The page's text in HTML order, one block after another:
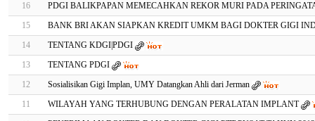
16
PDGI BALIKPAPAN MEMECAHKAN REKOR MURI PADA
15
BANK BRI AKAN SIAPKAN KREDIT UMKM BAGI DOKTER GIGI
14
TENTANG KDGI|PDGI
13
TENTANG PDGI
12
Sosialisikan Gigi Implan, UMY Datangkan Ahli dari Jerman
11
WILAYAH YANG TERHUBUNG DENGAN PERALATAN IMPLANT